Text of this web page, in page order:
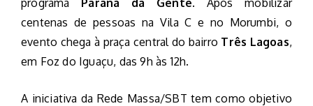
centenas de pessoas na Vila C e no Morumbi, o
evento chega à praça central do bairro Três Lagoas,
em Foz do Iguaçu, das 9h às 12h.
A iniciativa da Rede Massa/SBT tem como objetivo